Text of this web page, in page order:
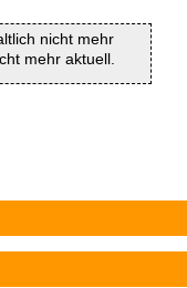
nicht mehr
mehr aktuell.